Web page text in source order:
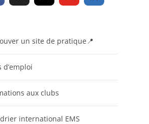
un site de pratique📍
d’emploi
aux clubs
international EMS